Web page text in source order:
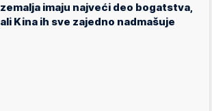
zemalja imaju najveći deo bogatstva,
ali Kina ih sve zajedno nadmašuje